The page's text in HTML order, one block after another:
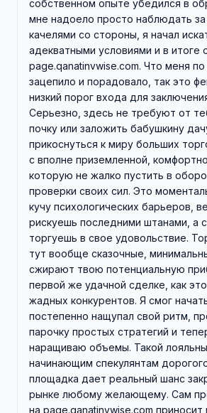
собственном опыте убедился в
мне надоело просто наблюдать
качелями со стороны, я начал
адекватными условиями и в итоге
page.qanatinvwise.com. Что меня
зацепило и порадовало, так это
низкий порог входа для
Серьезно, здесь не требуют от
почку или заложить бабушкину
прикоснуться к миру больших
с вполне приземленной,
которую не жалко пустить в
проверки своих сил. Это
кучу психологических барьеров,
рискуешь последними штанами, а
торгуешь в свое удовольствие.
тут вообще сказочные,
сжирают твою потенциальную
первой же удачной сделке, как
жадных конкурентов. Я смог
постепенно нащупал свой ритм,
парочку простых стратегий и
наращиваю объемы. Такой
начинающим спекулянтам
площадка дает реальный шанс
рынке любому желающему. Сам
на page.qanatinvwise.com приносит